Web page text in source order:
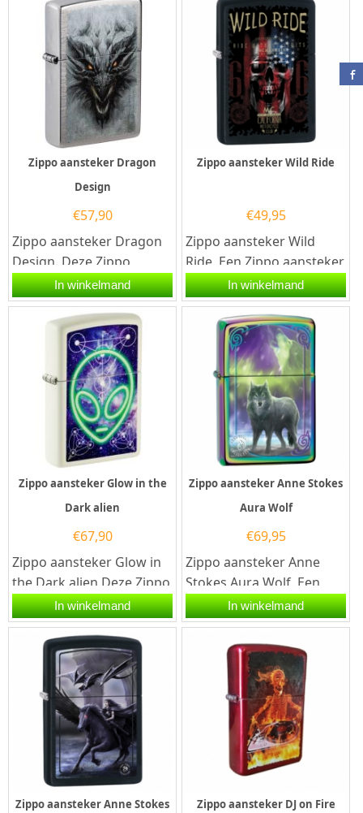
Zippo aansteker Dragon
Design
€57,90
Zippo aansteker Dragon
Design. Deze Zippo
aansteker heeft een
geborsteld...
In winkelmand
Zippo aansteker Wild Ride
€49,95
Zippo aansteker Wild
Ride. Een Zippo aansteker
is een kwalitatief
goede aansteker met de...
In winkelmand
Zippo aansteker Glow in the
Dark alien
€67,90
Zippo aansteker Glow in
the Dark alien.Deze Zippo
aansteker heeft een
kleurprint van een Alien
In winkelmand
Zippo aansteker Anne Stokes
Aura Wolf
€69,95
Zippo aansteker Anne
Stokes Aura Wolf. Een
Zippo aansteker is een
kwalitatief
goede aansteker met...
In winkelmand
Zippo aansteker Anne Stokes
Zippo aansteker DJ on Fire